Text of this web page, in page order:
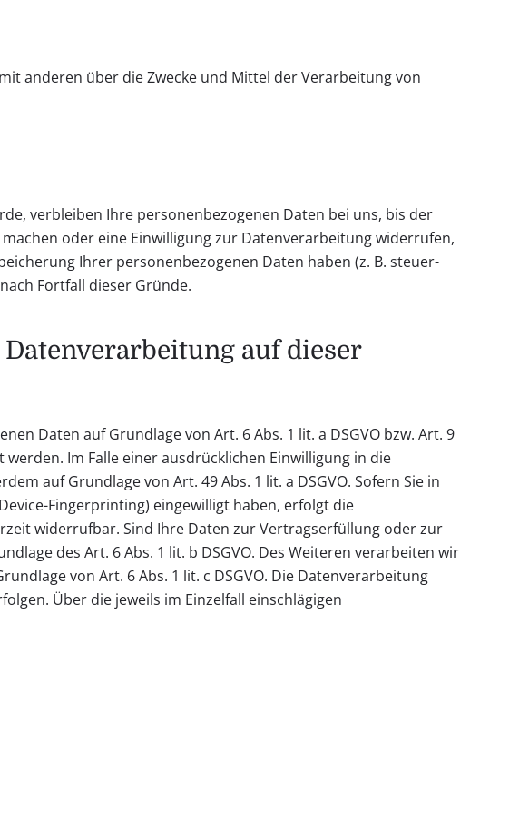
anderen über die Zwecke und Mittel der Verarbeitung von
verbleiben Ihre personenbezogenen Daten bei uns, bis der
oder eine Einwilligung zur Datenverarbeitung widerrufen,
Ihrer personenbezogenen Daten haben (z. B. steuer-
Fortfall dieser Gründe.
auf dieser
Daten auf Grundlage von Art. 6 Abs. 1 lit. a DSGVO bzw. Art. 9
Im Falle einer ausdrücklichen Einwilligung in die
auf Grundlage von Art. 49 Abs. 1 lit. a DSGVO. Sofern Sie in
Fingerprinting) eingewilligt haben, erfolgt die
widerrufbar. Sind Ihre Daten zur Vertragserfüllung oder zur
des Art. 6 Abs. 1 lit. b DSGVO. Des Weiteren verarbeiten wir
von Art. 6 Abs. 1 lit. c DSGVO. Die Datenverarbeitung
Über die jeweils im Einzelfall einschlägigen